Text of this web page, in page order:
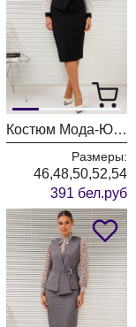
Костюм Мода-Юрс 26-2766 черный + мелкий горох
Размеры:
46,48,50,52,54
391 бел.руб